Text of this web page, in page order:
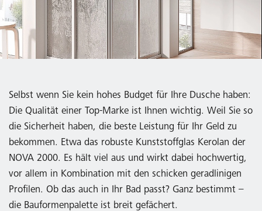
Selbst wenn Sie kein hohes Budget für Ihre Dusche haben:
Die Qualität einer Top-Marke ist Ihnen wichtig. Weil Sie so
die Sicherheit haben, die beste Leistung für Ihr Geld zu
bekommen. Etwa das robuste Kunststoffglas Kerolan der
NOVA 2000. Es hält viel aus und wirkt dabei hochwertig,
vor allem in Kombination mit den schicken geradlinigen
Profilen. Ob das auch in Ihr Bad passt? Ganz bestimmt –
die Bauformenpalette ist breit gefächert.